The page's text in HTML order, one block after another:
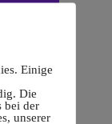
Einige
Die
bei der
unserer